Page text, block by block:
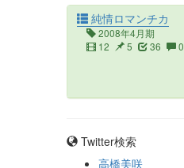
純情ロマンチカ
2008年4月期
12
5 36 0
Twitter検索
高橋美咲